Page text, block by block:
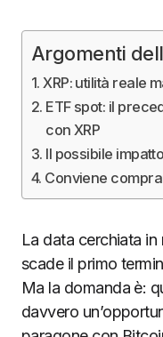
Argomenti
XRP: utilità reale
ETF spot: il
con XRP
Il possibile
Conviene
La data cerchiata in
scade il primo
Ma la domanda è:
davvero